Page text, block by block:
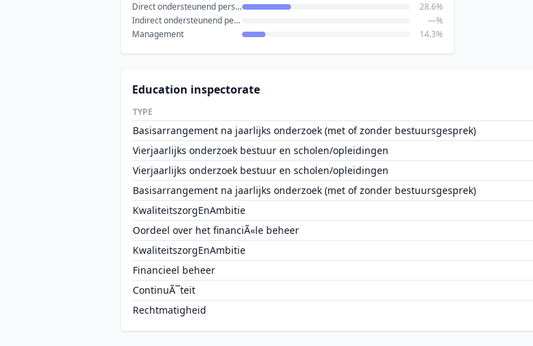
Direct ondersteunend personeel
28.6%
Indirect ondersteunend personeel
—%
Management
14.3%
Education inspectorate
TYPE
Basisarrangement na jaarlijks onderzoek (met of zonder bestuursgesprek)
Vierjaarlijks onderzoek bestuur en scholen/opleidingen
Vierjaarlijks onderzoek bestuur en scholen/opleidingen
Basisarrangement na jaarlijks onderzoek (met of zonder bestuursgesprek)
KwaliteitszorgEnAmbitie
Oordeel over het financiÃ«le beheer
KwaliteitszorgEnAmbitie
Financieel beheer
ContinuÃ¯teit
Rechtmatigheid